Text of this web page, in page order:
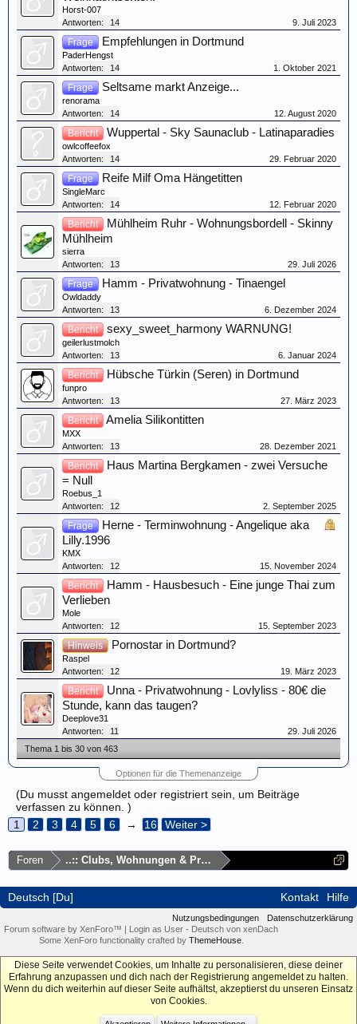
Horst-007
Antworten:
14 9. Juli 2023
Frage Empfehlungen in Dortmund
PaderHengst
Antworten:
14 1. Oktober 2021
Frage Seltsame markt Anzeige...
renorama
Antworten:
14 12. August 2020
Bericht Wuppertal - Sky Saunaclub - Latinaparadies
owlcoffeefox
Antworten:
14 29. Februar 2020
Frage Reife Milf Oma Hängetitten
SingleMarc
Antworten:
14 12. Februar 2020
Bericht
Mühlheim Ruhr - Wohnungsbordell - Skinny
Mühlheim
sierra
Antworten:
13 29. Juli 2026
Frage Hamm - Privatwohnung - Tinaengel
Owldaddy
Antworten:
13 6. Dezember 2024
Bericht sexy_sweet_harmony WARNUNG!
geilerlustmolch
Antworten:
13 6. Januar 2024
Bericht Hübsche Türkin (Seren) in Dortmund
funpro
Antworten:
13 27. März 2023
Bericht Amelia Silikontitten
MXX
Antworten:
13 28. Dezember 2021
Bericht
Haus Martina Bergkamen - zwei Versuche
= Null
Roebus_1
Antworten:
12 2. September 2025
Frage
Herne - Terminwohnung - Angelique aka
Lilly.1996
KMX
Antworten:
12 15. November 2024
Bericht
Hamm - Hausbesuch - Eine junge Thai zum
Verlieben
Mole
Antworten:
12 15. September 2023
Hinweis Pornostar in Dortmund?
Raspel
Antworten:
12 19. März 2023
Bericht
Unna - Privatwohnung - Lovlyliss - 80€ die
Stunde, kann das taugen?
Deeplove31
Antworten:
11
29. Juli 2026
Thema 1 bis 30 von 463
Optionen für die Themenanzeige
(Du musst angemeldet oder registriert sein, um Beiträge
verfassen zu können. )
1
2 3 4 5 6 → 16 Weiter >
Foren ..:: Clubs, Wohnungen & Privatadressen ::..
Deutsch [Du] Kontakt Hilfe
Nutzungsbedingungen
Datenschutzerklärung
Forum software by XenForo™
Login as User - Deutsch von xenDach
Some XenForo functionality crafted by ThemeHouse.
Diese Seite verwendet Cookies, um Inhalte zu personalisieren, diese deiner
Erfahrung anzupassen und dich nach der Registrierung angemeldet zu halten.
Wenn du dich weiterhin auf dieser Seite aufhältst, akzeptierst du unseren Einsatz
von Cookies.